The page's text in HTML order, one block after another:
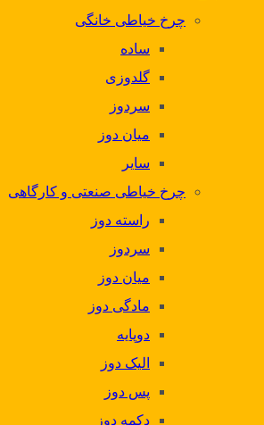
چرخ خیاطی خانگی
ساده
گلدوزی
سردوز
میان دوز
سایر
چرخ خیاطی صنعتی و کارگاهی
راسته دوز
سردوز
میان دوز
مادگی دوز
دوپایه
الیک دوز
پس دوز
دکمه دوز